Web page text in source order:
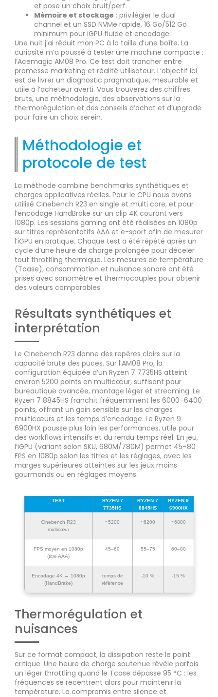
et pose un choix bruit/perf.
Mémoire et stockage : privilégier le dual
channel et un SSD NVMe rapide, 16 Go/512 Go
minimum pour iGPU fluide et encodage.
Une nuit j’ai réduit mon PC à la taille d’une boîte. La
curiosité m’a poussé à tester une machine compacte :
l’Acemagic AM08 Pro. Ce test doit trancher entre
promesse marketing et réalité utilisateur. L’objectif ici
est de livrer un diagnostic pragmatique, mesurable et
utile à l’acheteur averti. Vous trouverez des chiffres
bruts, une méthodologie, des observations sur la
thermorégulation et des conseils d’achat et d’upgrade
pour faire un choix serein.
Méthodologie et
protocole de test
La méthode combine benchmarks synthétiques et
charges applicatives réelles. Pour le CPU nous avons
utilisé Cinebench R23 en single et multi core, et pour
l’encodage HandBrake sur un clip 4K courant vers
1080p. Les sessions gaming ont été réalisées en 1080p
sur titres représentatifs AAA et e-sport afin de mesurer
l’iGPU en pratique. Chaque test a été répété après un
cycle d’une heure de charge prolongée pour déceler
tout throttling thermique. Les mesures de température
(Tcase), consommation et nuisance sonore ont été
prises avec sonomètre et thermocouples pour obtenir
des valeurs comparables.
Résultats synthétiques et
interprétation
Le Cinebench R23 donne des repères clairs sur la
capacité brute des puces. Sur l’AM08 Pro, la
configuration équipée d’un Ryzen 7 7735HS atteint
environ 5200 points en multicœur, suffisant pour
bureautique avancée, montage léger et streaming. Le
Ryzen 7 8845HS franchit fréquemment les 6000–6400
points, offrant un gain sensible sur les charges
multicœurs et les temps d’encodage. Le Ryzen 9
6900HX pousse plus loin les performances, utile pour
des workflows intensifs et du rendu temps réel. En jeu,
l’iGPU (variant selon SKU, 680M/780M) permet 45–80
FPS en 1080p selon les titres et les réglages, avec les
marges supérieures atteintes sur les jeux moins
gourmands ou en réglages moyens.
TEST
RYZEN 7
7735HS
RYZEN 7
8845HS
RYZEN 9
6900HX
Cinebench R23
multicœur
~5200 ~6200 ~6800
FPS moyen en 1080p
(titre AAA)
45–60 55–75 60–80
Encodage 4K → 1080p
(HandBrake)
temps de
référence
-10 % -15 %
Thermorégulation et
nuisances
Sur ce format compact, la dissipation reste le point
critique. Une heure de charge soutenue révèle parfois
un léger throttling quand le Tcase dépasse 95 °C : les
fréquences se recentrent alors pour maintenir la
température. Le compromis entre silence et